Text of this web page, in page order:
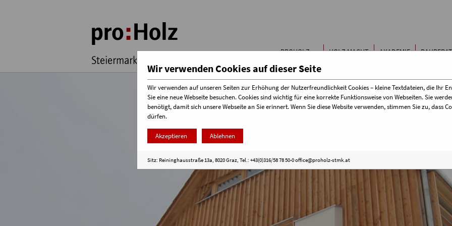
PROHOLZ
HOLZ MACHT
AKADEMIE
Terminübersicht
Der
Wir verwenden Cookies auf dieser Seite
Wir verwenden auf unseren Seiten zur Erhöhung der Nutzerfreundlichkeit Cookies – kleine Textdateien, die Ihr
Sie eine neue Webseite besuchen. Cookies sind wichtig für eine korrekte Funktionsweise von Webseiten. Sie
benötigt, damit sich unsere Webseite an Sie erinnert. Wenn Sie diese Website verwenden, stimmen Sie zu, dass
dürfen.
Akzeptieren Ablehnen
Sitz: Reininghausstraße 13a, 8020 Graz, Tel.: +43(0)316/58 78 50-0office@proholz-stmk.at